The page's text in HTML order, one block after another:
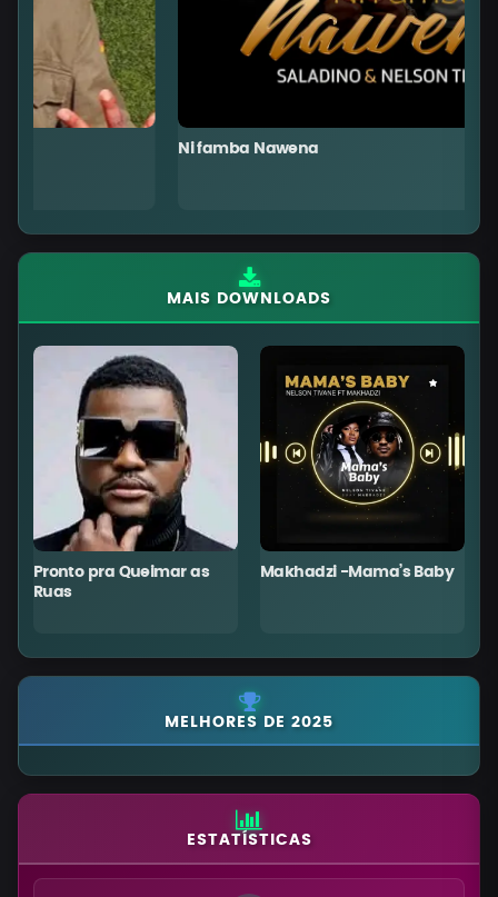
MAIS DOWNLOADS
Pronto pra Queimar as
Ruas
Makhadzi -Mama’s Baby
MELHORES DE 2025
ESTATÍSTICAS